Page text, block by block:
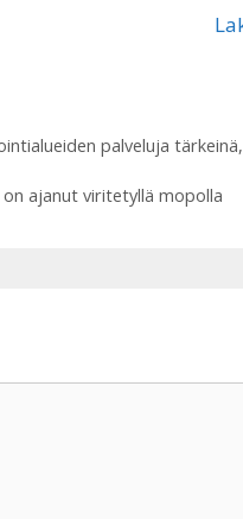
palveluja
ajanut viritetyllä mopolla